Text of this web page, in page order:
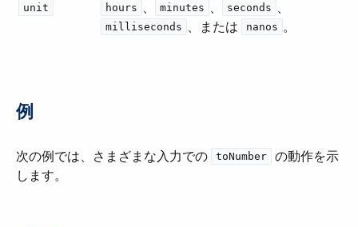
unit hours ​、​ minutes ​、​ seconds ​、​
milliseconds ​、または ​ nanos ​。
例
次の例では、さまざまな入力での ​ toNumber
​ の動作を示
します。